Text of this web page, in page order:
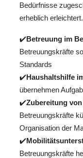
Bedürfnisse
erheblich erleichtert.
✔️Betreuung im
Betreuungskräfte
Standards
✔️Haushaltshilfe
übernehmen
✔️Zubereitung
Betreuungskräfte
Organisation der
✔️
Betreuungskräfte